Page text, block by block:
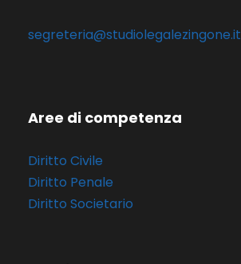
segreteria@studiolegalezingone.it
Aree di competenza
Diritto Civile
Diritto Penale
Diritto Societario